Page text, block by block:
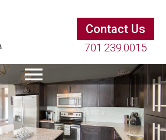
Contact Us
701.239.0015